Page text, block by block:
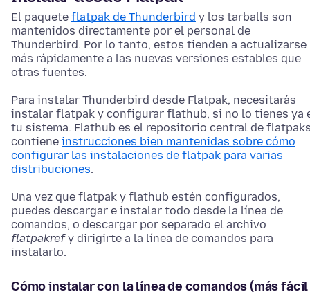
El paquete flatpak de Thunderbird y los tarballs son
mantenidos directamente por el personal de
Thunderbird. Por lo tanto, estos tienden a actualizarse
más rápidamente a las nuevas versiones estables que
otras fuentes.
Para instalar Thunderbird desde Flatpak, necesitarás
instalar flatpak y configurar flathub, si no lo tienes ya
tu sistema. Flathub es el repositorio central de
contiene instrucciones bien mantenidas sobre cómo
configurar las instalaciones de flatpak para varias
distribuciones.
Una vez que flatpak y flathub estén configurados,
puedes descargar e instalar todo desde la línea de
comandos, o descargar por separado el archivo
flatpakrefy dirigirte a la línea de comandos para
instalarlo.
Cómo instalar con la línea de comandos (más fácil